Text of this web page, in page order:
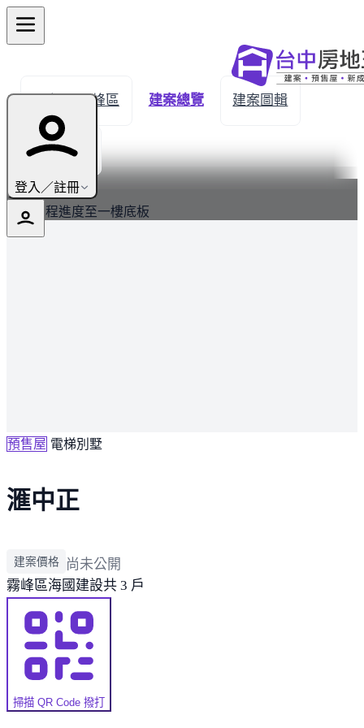
登入／註冊
← 返回霧峰區 建案總覽 建案圖輯
生活機能
最新
建案工程進度至一樓底板
預售屋 電梯別墅
滙中正
建案價格
尚未公開
霧峰區海國建設共 3 戶
掃描 QR Code 撥打